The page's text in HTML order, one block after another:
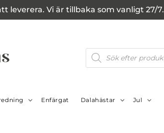
leverera. Vi är tillbaka som vanligt 27/7.
Produktsökning
Enfärgat Dalahästar Jul